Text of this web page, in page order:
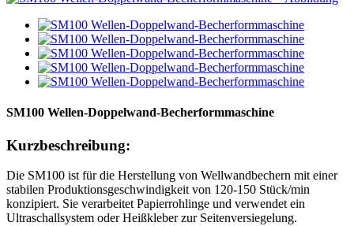
SM100 Wellen-Doppelwand-Becherformmaschine
Kurzbeschreibung:
Die SM100 ist für die Herstellung von Wellwandbechern mit einer
stabilen Produktionsgeschwindigkeit von 120-150 Stück/min
konzipiert. Sie verarbeitet Papierrohlinge und verwendet ein
Ultraschallsystem oder Heißkleber zur Seitenversiegelung.